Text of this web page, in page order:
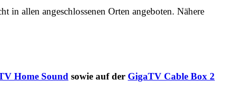
allen angeschlossenen Orten angeboten. Nähere
Home Sound sowie auf der GigaTV Cable Box 2